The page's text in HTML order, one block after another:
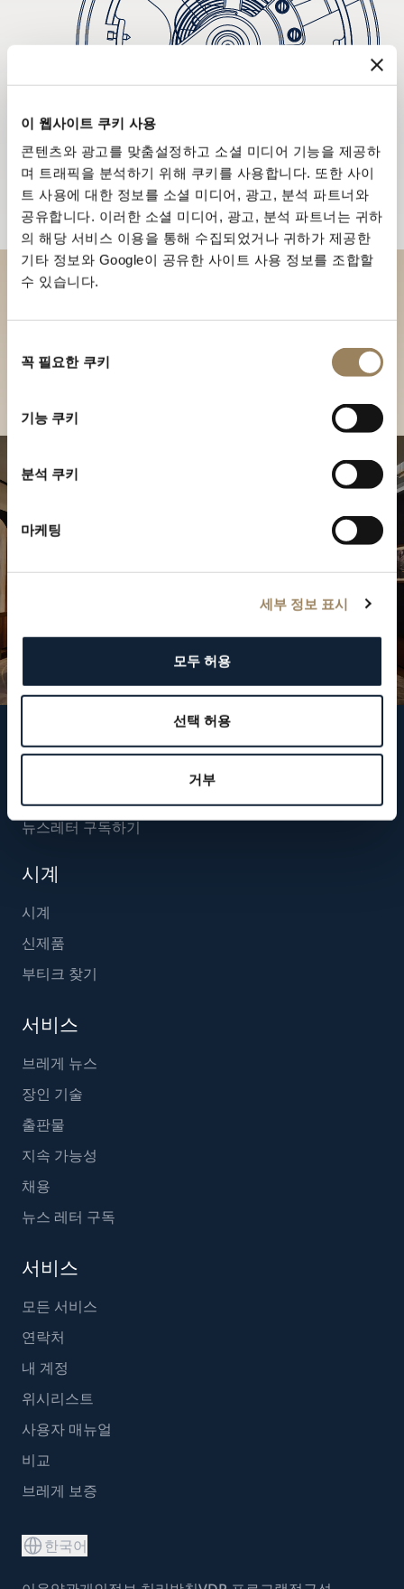
이 웹사이트 쿠키 사용
콘텐츠와 광고를 맞춤설정하고 소셜 미디어 기능을 제공하
며 트래픽을 분석하기 위해 쿠키를 사용합니다. 또한 사이
트 사용에 대한 정보를 소셜 미디어, 광고, 분석 파트너와
공유합니다. 이러한 소셜 미디어, 광고, 분석 파트너는 귀하
의 해당 서비스 이용을 통해 수집되었거나 귀하가 제공한
기타 정보와 Google이 공유한 사이트 사용 정보를 조합할
수 있습니다.
꼭 필요한 쿠키
기능 쿠키
분석 쿠키
마케팅
세부 정보 표시
모두 허용
선택 허용
거부
브레게 팔로우하기
뉴스레터 구독하기
시계
시계
신제품
부티크 찾기
서비스
브레게 뉴스
장인 기술
출판물
지속 가능성
채용
뉴스 레터 구독
서비스
모든 서비스
연락처
내 계정
위시리스트
사용자 매뉴얼
비교
브레게 보증
한국어